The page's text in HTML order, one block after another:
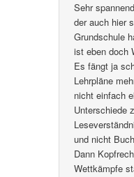
Sehr
der auch hier
Grundschule
ist eben doch
Es fängt ja
Lehrpläne
nicht einfach
Unterschiede
und nicht
Dann
Wettkämpfe